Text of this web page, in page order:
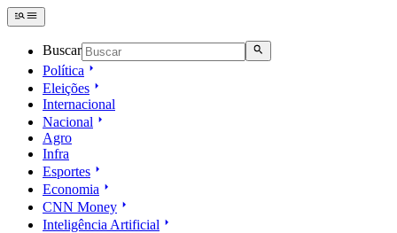
Buscar
Política
Eleições
Internacional
Nacional
Agro
Infra
Esportes
Economia
CNN Money
Inteligência Artificial